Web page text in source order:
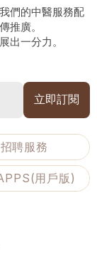
們的中醫服務配
推廣。
出一分力。
招聘服務
用戶版)